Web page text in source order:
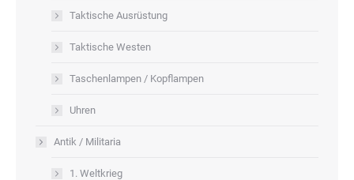
Taktische Ausrüstung
Taktische Westen
Taschenlampen / Kopflampen
Uhren
Antik / Militaria
1. Weltkrieg